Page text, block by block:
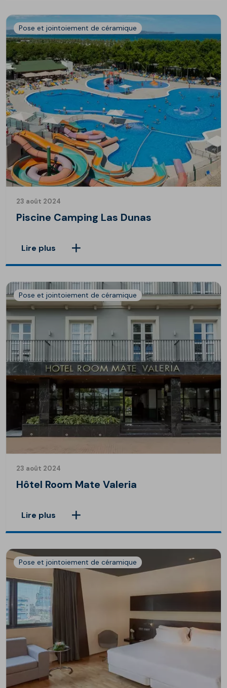
Pose et jointoiement de céramique
23 août 2024
Piscine Camping Las Dunas
Lire plus
Pose et jointoiement de céramique
23 août 2024
Hôtel Room Mate Valeria
Lire plus
Pose et jointoiement de céramique